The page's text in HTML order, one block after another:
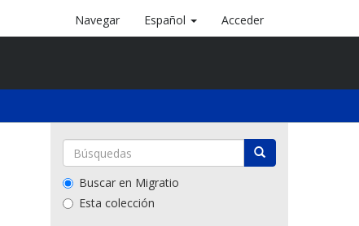
Navegar Español Acceder
Buscar en Migratio
Esta colección